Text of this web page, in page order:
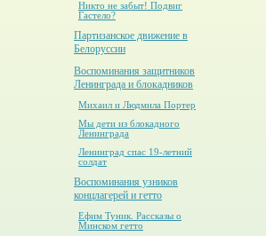
Никто не забыт! Подвиг
Гастело?
Партизанское движение в
Белоруссии
Воспоминания защитников
Ленинграда и блокадников
Михаил и Людмила Портер
Мы дети из блокадного
Ленинграда
Ленинград спас 19-летний
солдат
Воспоминания узников
концлагерей и гетто
Ефим Туник. Рассказы о
Минском гетто